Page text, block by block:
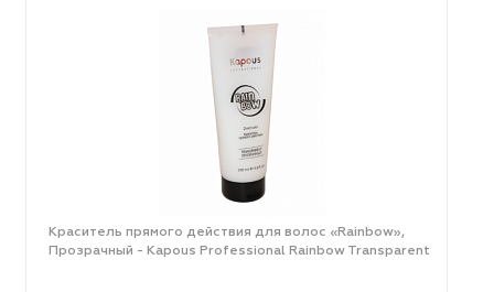
Краситель прямого действия для волос «Rainbow»,
Прозрачный - Kapous Professional Rainbow Transparent